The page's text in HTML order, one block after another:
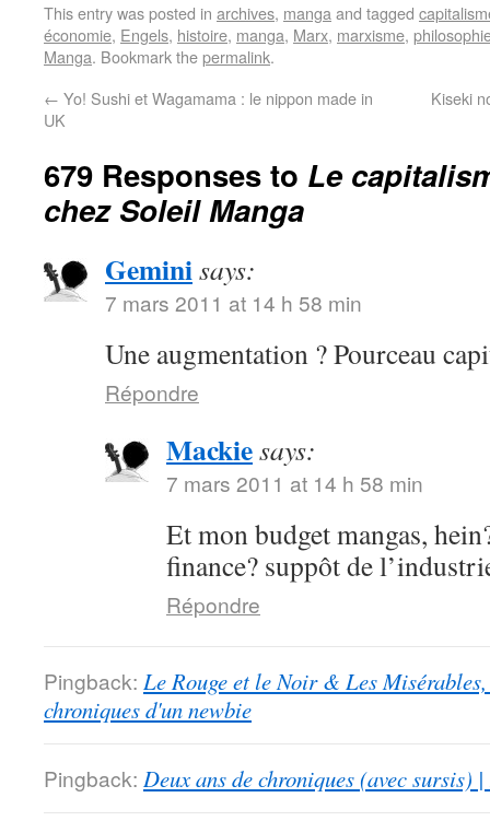
This entry was posted in archives, manga and tagged
économie, Engels, histoire, manga, Marx, marxisme,
Manga. Bookmark thepermalink.
← Yo! Sushi et Wagamama : le nippon made in
UK
Kiseki
679 Responses to Le
chez Soleil Manga
Geminisays:
7 mars 2011 at 14 h 58 min
Une augmentation ? Pourceau
Répondre
Mackiesays:
7 mars 2011 at 14 h 58 min
Et mon budget mangas,
finance? suppôt de
Répondre
Pingback: Le Rouge et le Noir & Les
chroniques d'un newbie
Pingback: Deux ans de chroniques (avec sursis)